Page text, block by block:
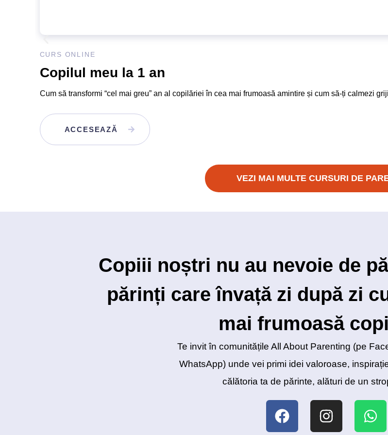
CURS ONLINE
Copilul meu la 1 an
Cum să transformi “cel mai greu” an al copilăriei în cea mai frumoasă amintire și cum să-ți calmezi
ACCESEAZĂ
VEZI MAI MULTE CURSURI DE
Copiii noștri nu au nevoie de
părinți care învață zi după zi
mai frumoasă
Te invit în comunitățile All About Parenting (pe
WhatsApp) unde vei primi idei valoroase,
călătoria ta de părinte, alături de un